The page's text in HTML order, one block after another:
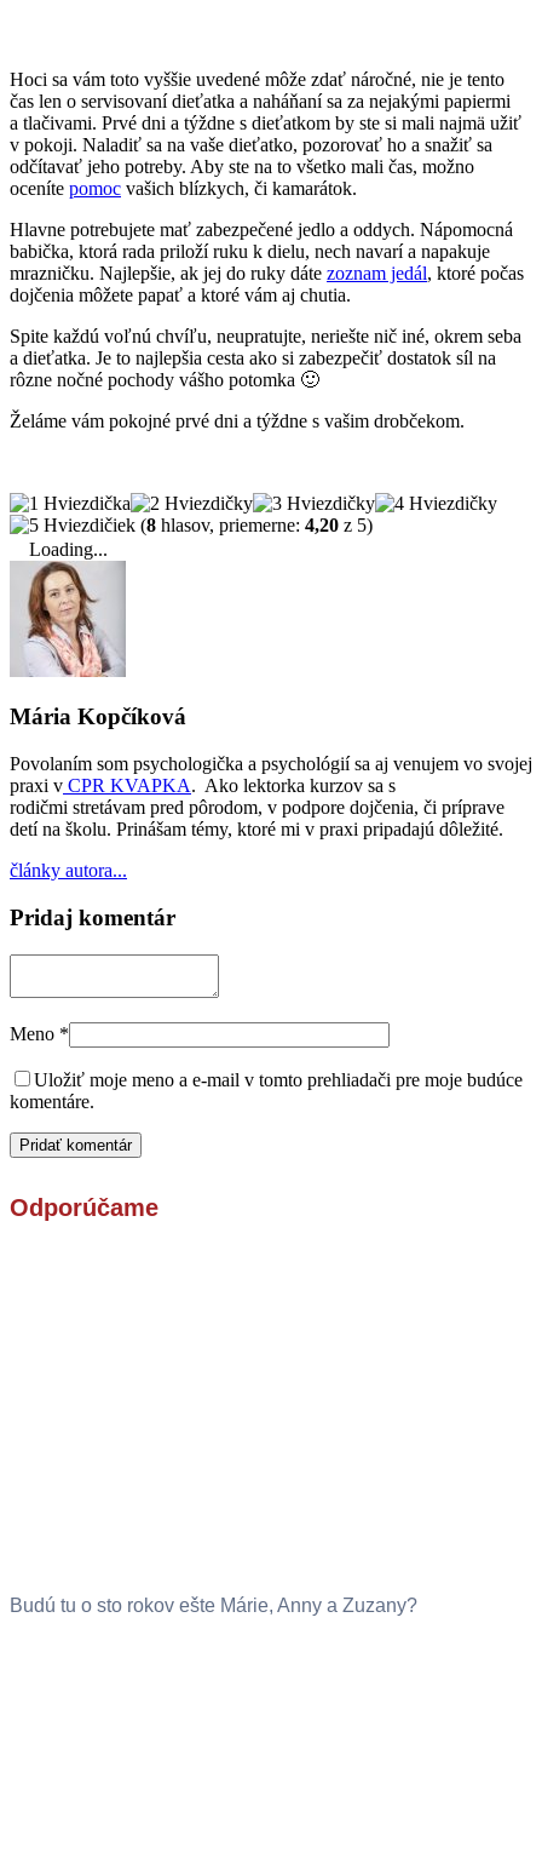
Hoci sa vám toto vyššie uvedené môže zdať náročné, nie je tento
čas len o servisovaní dieťatka a naháňaní sa za nejakými papiermi
a tlačivami. Prvé dni a týždne s dieťatkom by ste si mali najmä užiť
v pokoji. Naladiť sa na vaše dieťatko, pozorovať ho a snažiť sa
odčítavať jeho potreby. Aby ste na to všetko mali čas, možno
oceníte pomoc vašich blízkych, či kamarátok.
Hlavne potrebujete mať zabezpečené jedlo a oddych. Nápomocná
babička, ktorá rada priloží ruku k dielu, nech navarí a napakuje
mrazničku. Najlepšie, ak jej do ruky dáte zoznam jedál, ktoré počas
dojčenia môžete papať a ktoré vám aj chutia.
Spite každú voľnú chvíľu, neupratujte, neriešte nič iné, okrem seba
a dieťatka. Je to najlepšia cesta ako si zabezpečiť dostatok síl na
rôzne nočné pochody vášho potomka 🙂
Želáme vám pokojné prvé dni a týždne s vašim drobčekom.
(8 hlasov, priemerne: 4,20 z 5)
Loading...
Mária Kopčíková
Povolaním som psychologička a psychológií sa aj venujem vo svojej
praxi v CPR KVAPKA. Ako lektorka kurzov sa s
rodičmi stretávam pred pôrodom, v podpore dojčenia, či príprave
detí na školu. Prinášam témy, ktoré mi v praxi pripadajú dôležité.
články autora...
Pridaj komentár
Meno *
Uložiť moje meno a e-mail v tomto prehliadači pre moje budúce
komentáre.
Odporúčame
Budú tu o sto rokov ešte Márie, Anny a Zuzany?